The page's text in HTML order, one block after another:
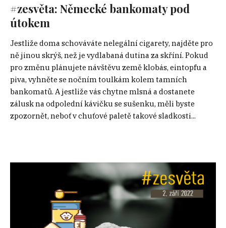
#zesvěta: Německé bankomaty pod
útokem
Jestliže doma schováváte nelegální cigarety, najděte pro
ně jinou skrýš, než je vydlabaná dutina za skříní. Pokud
pro změnu plánujete návštěvu země klobás, eintopfu a
piva, vyhněte se nočním toulkám kolem tamních
bankomatů. A jestliže vás chytne mlsná a dostanete
zálusk na odpolední kávičku se sušenku, měli byste
zpozornět, neboť v chuťové paletě takové sladkosti...